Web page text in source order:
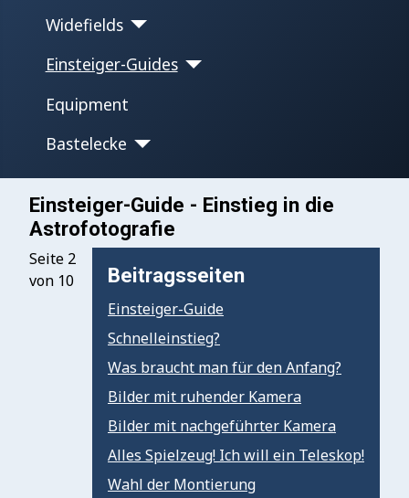
Widefields
Einsteiger-Guides
Equipment
Bastelecke
Einsteiger-Guide - Einstieg in die
Astrofotografie
Beitragsseiten
Einsteiger-Guide
Schnelleinstieg?
Was braucht man für den Anfang?
Bilder mit ruhender Kamera
Bilder mit nachgeführter Kamera
Alles Spielzeug! Ich will ein Teleskop!
Wahl der Montierung
Seite 2
von 10